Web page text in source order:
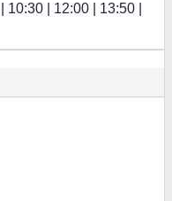
| 12:00 | 13:50 |